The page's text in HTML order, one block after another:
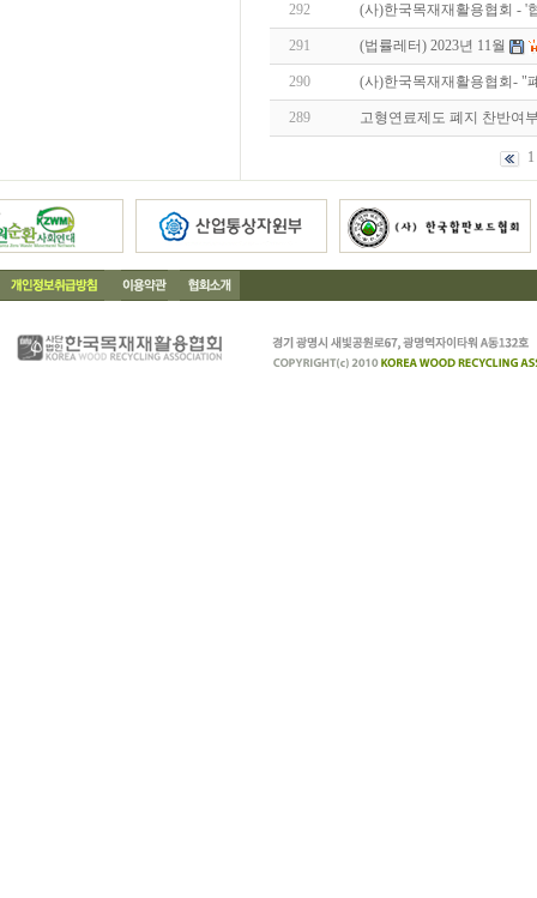
292 (사)한국목재재활용협회 - '
291 (법률레터) 2023년 11월
290 (사)한국목재재활용협회- "
289 고형연료제도 폐지 찬반여
1